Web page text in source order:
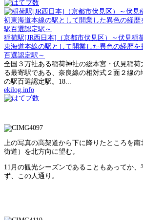
稲荷駅[JR西日本]（京都市伏見区）～伏見稲
東海道本線の駅として開業した異色の経歴を
百選認定駅～
全国３万社ある稲荷神社の総本宮・伏見稲荷
る最寄駅である、奈良線の相対式２面２線
の駅百選認定駅。18...
ekilog.info
上の写真の高架道から下に降りたところを
街道）を北方向に望む。
11月の観光シーズンであることもあってか、
ず、この人通り。